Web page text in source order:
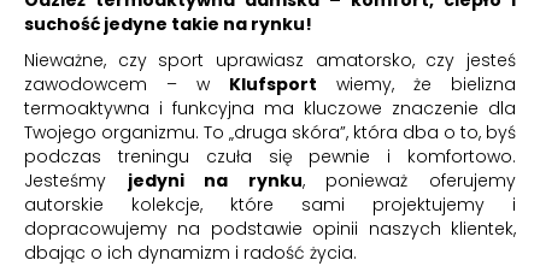
suchość jedyne takie na rynku!
Nieważne, czy sport uprawiasz amatorsko, czy jesteś
zawodowcem – w Klufsport wiemy, że bielizna
termoaktywna i funkcyjna ma kluczowe znaczenie dla
Twojego organizmu. To „druga skóra”, która dba o to, byś
podczas treningu czuła się pewnie i komfortowo.
Jesteśmy jedyni na rynku, ponieważ oferujemy
autorskie kolekcje, które sami projektujemy i
dopracowujemy na podstawie opinii naszych klientek,
dbając o ich dynamizm i radość życia.